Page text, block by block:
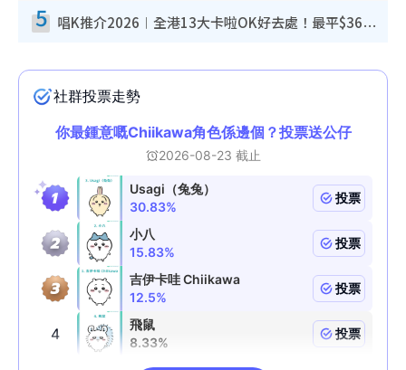
5 唱K推介2026︱全港13大卡啦OK好去處！最平$36起 日文K都有！(附地址+收費詳情)